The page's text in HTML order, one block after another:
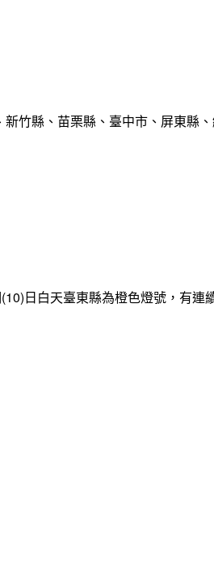
竹縣、苗栗縣、臺中市、屏東縣
日白天臺東縣為橙色燈號，有